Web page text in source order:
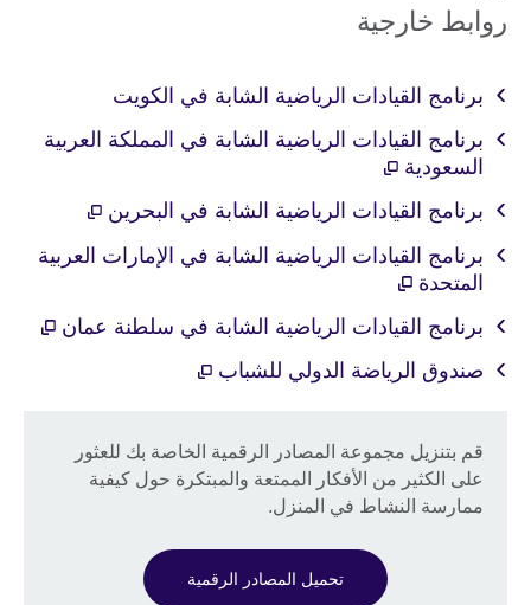
روابط خارجية
برنامج القيادات الرياضية الشابة في الكويت
برنامج القيادات الرياضية الشابة في المملكة العربية
السعودية
برنامج القيادات الرياضية الشابة في البحرين
برنامج القيادات الرياضية الشابة في الإمارات العربية
المتحدة
برنامج القيادات الرياضية الشابة في سلطنة عمان
صندوق الرياضة الدولي للشباب
قم بتنزيل مجموعة المصادر الرقمية الخاصة بك للعثور
على الكثير من الأفكار الممتعة والمبتكرة حول كيفية
ممارسة النشاط في المنزل.
تحميل المصادر الرقمية